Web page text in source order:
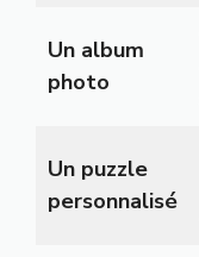
Un album
photo
Un puzzle
personnalisé